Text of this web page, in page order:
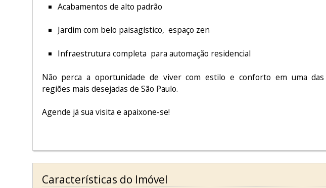
Acabamentos de alto padrão
Jardim com belo paisagístico, espaço zen
Infraestrutura completa para automação residencial
Não perca a oportunidade de viver com estilo e conforto em uma das
regiões mais desejadas de São Paulo.
Agende já sua visita e apaixone-se!
Características do Imóvel